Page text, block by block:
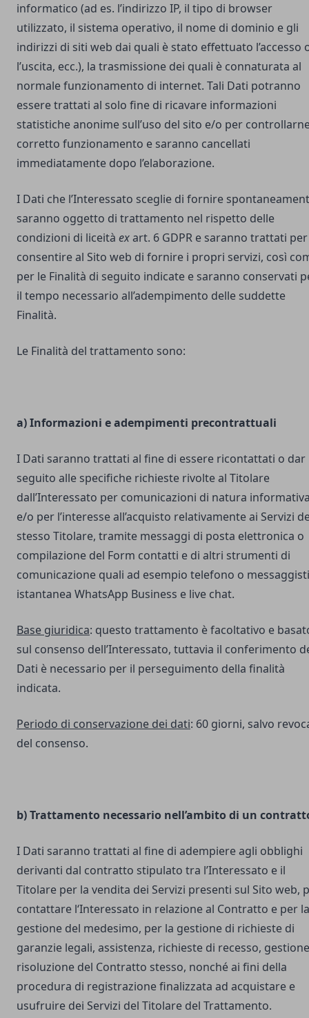
informatico (ad es. l’indirizzo IP, il tipo di browser
utilizzato, il sistema operativo, il nome di dominio e gli
indirizzi di siti web dai quali è stato effettuato l’accesso
l’uscita, ecc.), la trasmissione dei quali è connaturata al
normale funzionamento di internet. Tali Dati potranno
essere trattati al solo fine di ricavare informazioni
statistiche anonime sull’uso del sito e/o per
corretto funzionamento e saranno cancellati
immediatamente dopo l’elaborazione.
I Dati che l’Interessato sceglie di fornire
saranno oggetto di trattamento nel rispetto delle
condizioni di liceità exart. 6 GDPR e saranno trattati per
consentire al Sito web di fornire i propri servizi, così
per le Finalità di seguito indicate e saranno conservati
il tempo necessario all’adempimento delle suddette
Finalità.
Le Finalità del trattamento sono:
a) Informazioni e adempimenti precontrattuali
I Dati saranno trattati al fine di essere ricontattati o dar
seguito alle specifiche richieste rivolte al Titolare
dall’Interessato per comunicazioni di natura
e/o per l’interesse all’acquisto relativamente ai Servizi
stesso Titolare, tramite messaggi di posta elettronica o
compilazione del Form contatti e di altri strumenti di
comunicazione quali ad esempio telefono o
istantanea WhatsApp Business e live chat.
Base giuridica: questo trattamento è facoltativo e
sul consenso dell’Interessato, tuttavia il conferimento
Dati è necessario per il perseguimento della finalità
indicata.
Periodo di conservazione dei dati: 60 giorni, salvo
del consenso.
b) Trattamento necessario nell’ambito di un
I Dati saranno trattati al fine di adempiere agli obblighi
derivanti dal contratto stipulato tra l’Interessato e il
Titolare per la vendita dei Servizi presenti sul Sito web,
contattare l‘Interessato in relazione al Contratto e per la
gestione del medesimo, per la gestione di richieste di
garanzie legali, assistenza, richieste di recesso,
risoluzione del Contratto stesso, nonché ai fini della
procedura di registrazione finalizzata ad acquistare e
usufruire dei Servizi del Titolare del Trattamento.